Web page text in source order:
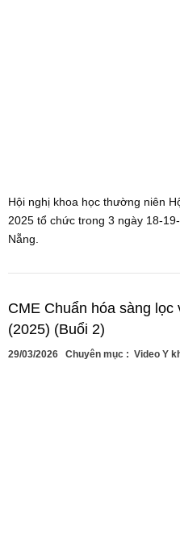
Hội nghị khoa học thường niên
2025 tổ chức trong 3 ngày 18-
Nẵng.
CME Chuẩn hóa sàng
(2025) (Buổi 2)
29/03/2026 Chuyên mục : Video Y